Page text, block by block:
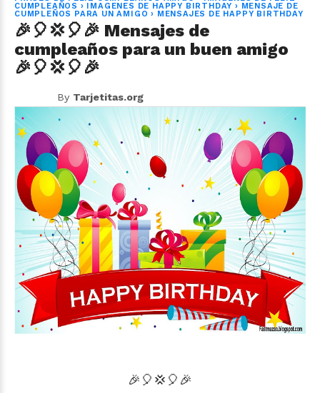
CUMPLEAÑOS › IMAGENES DE HAPPY BIRTHDAY › MENSAJE DE
CUMPLEÑOS PARA UN AMIGO › MENSAJES DE HAPPY BIRTHDAY
🎉🎈💢🎈🎉 Mensajes de
cumpleaños para un buen amigo
🎉🎈💢🎈🎉
By Tarjetitas.org
🎉🎈💢 🎈 🎉